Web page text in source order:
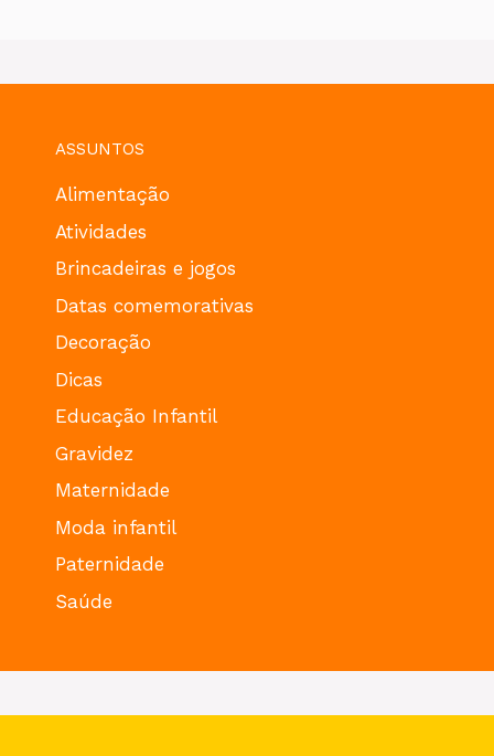
ASSUNTOS
Alimentação
Atividades
Brincadeiras e jogos
Datas comemorativas
Decoração
Dicas
Educação Infantil
Gravidez
Maternidade
Moda infantil
Paternidade
Saúde